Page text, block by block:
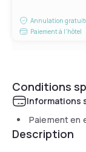
Annulation
Paiement à l'hôtel
Conditions
Informations
Paiement en
Description